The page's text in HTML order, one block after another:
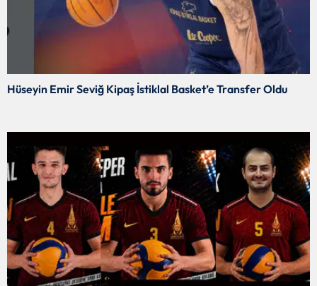
Hüseyin Emir Seviğ Kipaş İstiklal Basket’e Transfer Oldu